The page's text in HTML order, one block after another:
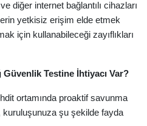
diğer internet bağlantılı cihazları
yetkisiz erişim elde etmek
için kullanabileceği zayıflıkları
Testine İhtiyacı Var?
ortamında proaktif savunma
şu şekilde fayda